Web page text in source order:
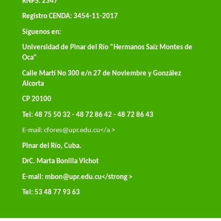
Registro CENDA: 3454-11-2017
Síguenos en:
Universidad de Pinar del Río "Hermanos Saíz Montes de
Oca"
Calle Martí No 300 e/n 27 de Noviembre y González
Alcorta
CP 20100
Tel: 48 75 50 32 - 48 72 86 42 - 48 72 86 43
E-mail: cfores@upr.edu.cu</a >
Pinar del Río, Cuba.
DrC. Marta Bonilla Vichot
E-mail: mbon@upr.edu.cu</strong >
Tel: 53 48 77 93 63